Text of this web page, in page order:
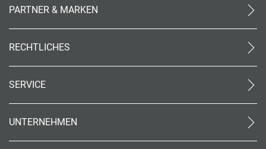
PARTNER & MARKEN
meinreisespezialist
Reiseland
OTTO Reisen
RECHTLICHES
Datenschutz
Impressum
Barrierefreiheit
SERVICE
World of Benefits
UNTERNEHMEN